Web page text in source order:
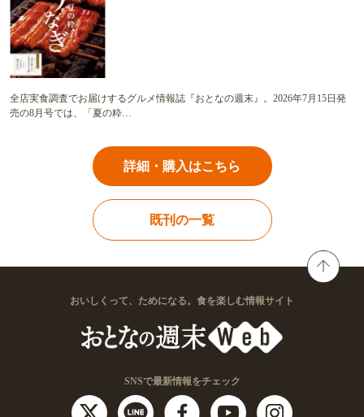
全店実食調査でお届けするグルメ情報誌『おとなの週末』。2026年7月15日発
売の8月号では、「夏の粋…
詳細・購入はこちら
既刊の一覧
おいしくって、ためになる。食を楽しむ情報サイト
SNSで最新情報をチェック